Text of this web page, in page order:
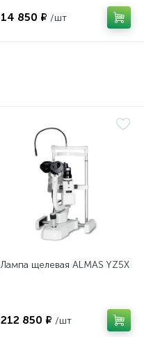
14 850 ₽ /шт
Лампа щелевая ALMAS YZ5X
212 850 ₽ /шт